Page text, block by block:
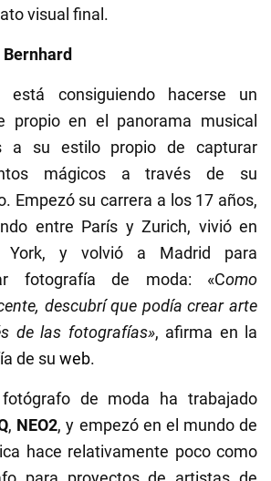
visual final.
está consiguiendo hacerse un
propio en el panorama musical
a su estilo propio de capturar
mágicos a través de su
Empezó su carrera a los 17 años,
entre París y Zurich, vivió en
York, y volvió a Madrid para
fotografía de moda: «Como
descubrí que podía crear arte
de las fotografías», afirma en la
de su web.
de moda ha trabajado
, NEO2, y empezó en el mundo de
hace relativamente poco como